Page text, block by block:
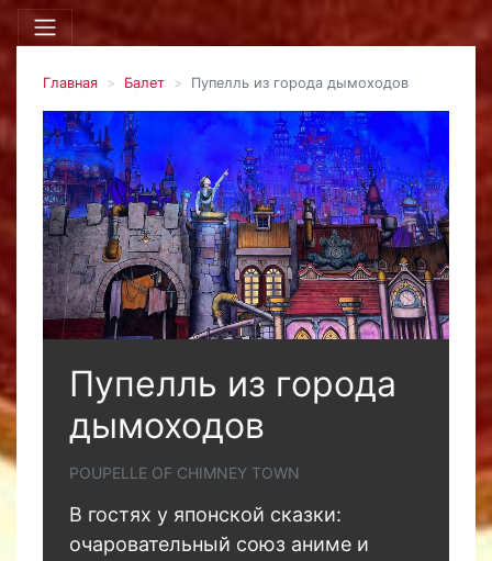
Главная Балет Пупелль из города дымоходов
Пупелль из города
дымоходов
POUPELLE OF CHIMNEY TOWN
В гостях у японской сказки:
очаровательный союз аниме и